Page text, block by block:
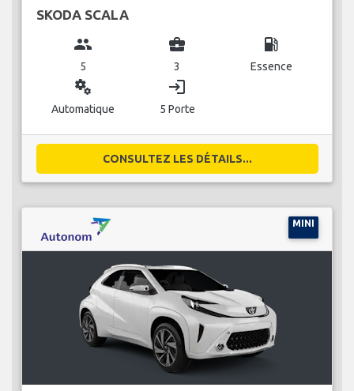
SKODA SCALA
group
5
business_center
3
local_gas_station
Essence
miscellaneous_services
Automatique
login
5 Porte
CONSULTEZ LES DÉTAILS...
MINI